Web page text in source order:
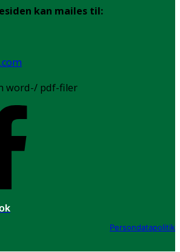
kan mailes til:
word-/ pdf-filer
Persondatapolitik